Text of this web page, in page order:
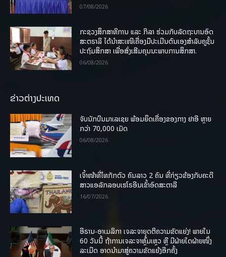
07/08/2026
ກະຊວງສຶກສາທິການ ແລະ ກິລາ ຮ່ວມກັບລັດຖະບານອົດ
ສະຕຣາລີ ໄດ້ນຳສະເໜີເຄື່ອງມືປະເມີນຕົນເອງສຳລັບຄູຊັ້ນ
ປະຖົມສຶກສາ ເພື່ອສົ່ງເສີມຄຸນນະພາບການສຶກສາ.
06/08/2026
ຂ່າວຕ່າງປະເທດ
ຈັບນັກບິນມາເລເຊຍ ພ້ອມຍຶດເຄື່ອງຂອງກາງ ຢາອີ ຫຼາຍ
ກວ່າ 70,000 ເມັດ
06/08/2026
ເຈົ້າໜ້າທີ່ໄທກັກຕົວ ຄົນລາວ 2 ຄົນ ທີ່ກ່ຽວຂ້ອງກັບຄະດີ
ສາວແອລັກລອບເຮໂຣອີນເຂົ້າອົດສະຕາລີ
16/07/2026
ອີຣານ-ອາເມລິກາ ເຈລະຈາຍຸດຕິຄວາມຂັດແຍ່ງ! ພາຍໃນ
60 ວັນນີ້ ຖ້າການເຈລະຈາຫຼົ້ມເຫຼວ ຫຼື ມີຝ່າຍໃດຝ່າຍໜຶ່ງ
ລະເມີດ ອາດນໍາມາສູ່ຄວາມຂັດແຍ້ງອີກຄັ້ງ